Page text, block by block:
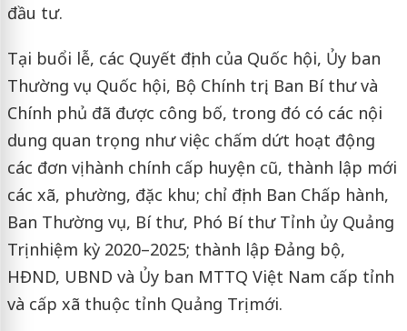
đầu tư.
Tại buổi lễ, các Quyết định của Quốc hội, Ủy ban
Thường vụ Quốc hội, Bộ Chính trị, Ban Bí thư và
Chính phủ đã được công bố, trong đó có các nội
dung quan trọng như việc chấm dứt hoạt động
các đơn vị hành chính cấp huyện cũ, thành lập mới
các xã, phường, đặc khu; chỉ định Ban Chấp hành,
Ban Thường vụ, Bí thư, Phó Bí thư Tỉnh ủy Quảng
Trị nhiệm kỳ 2020–2025; thành lập Đảng bộ,
HĐND, UBND và Ủy ban MTTQ Việt Nam cấp tỉnh
và cấp xã thuộc tỉnh Quảng Trị mới.